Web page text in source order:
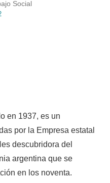
Social
en 1937, es un
por la Empresa estatal
descubridora del
argentina que se
en los noventa.